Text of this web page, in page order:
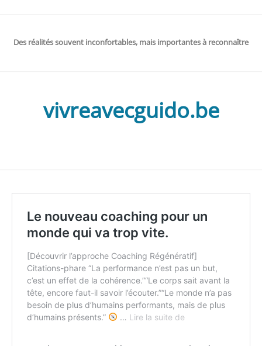
Des réalités souvent inconfortables, mais importantes à reconnaître
vivreavecguido.be